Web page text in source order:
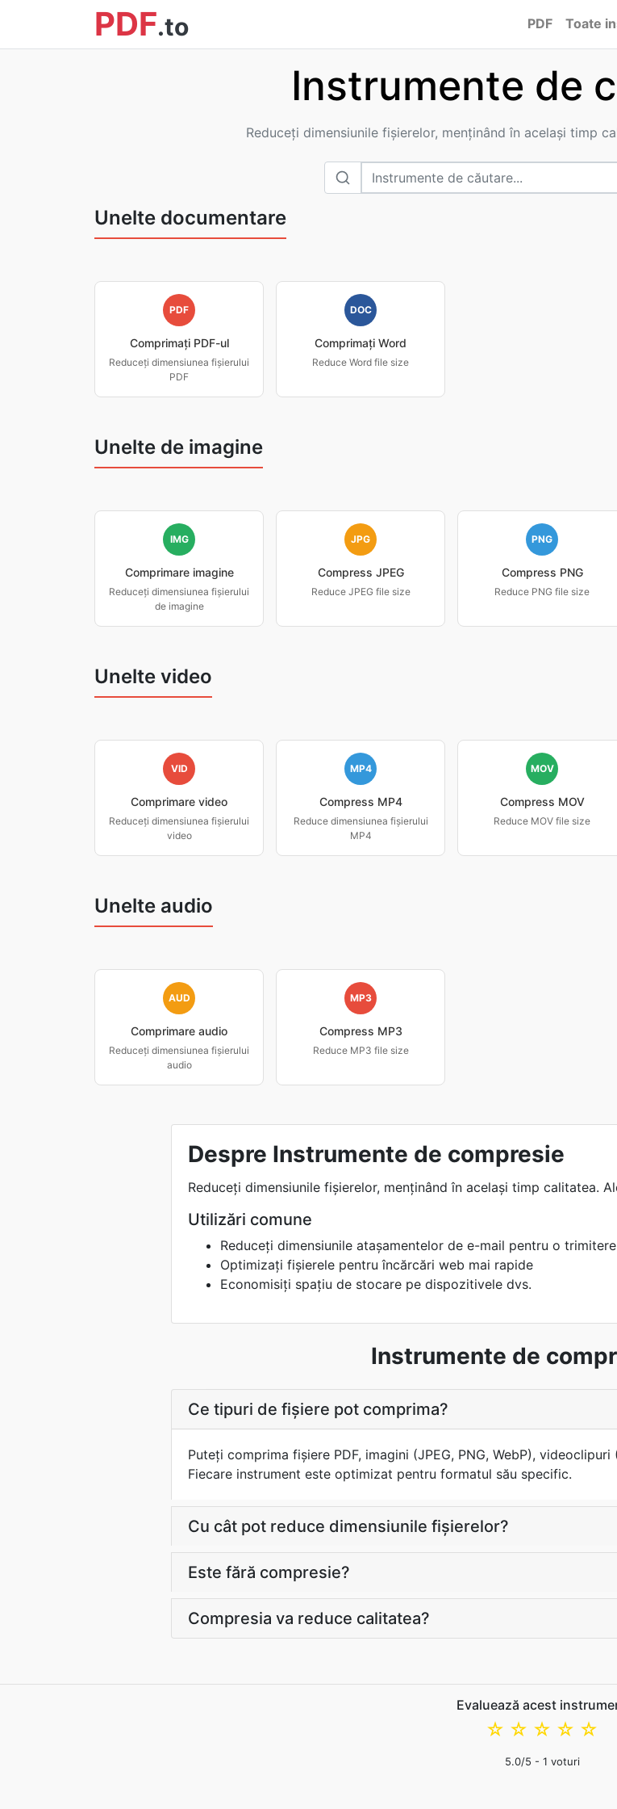
PDF.to PDF Toate
Instrumente de
Reduceți dimensiunile fișierelor, menținând în același timp
Unelte documentare
PDF
Comprimați PDF-ul
Reduceți dimensiunea fișierului
PDF
DOC
Comprimați Word
Reduce Word file size
Unelte de imagine
IMG
Comprimare imagine
Reduceți dimensiunea fișierului
de imagine
JPG
Compress JPEG
Reduce JPEG file size
PNG
Compress PNG
Reduce PNG file size
Unelte video
VID
Comprimare video
Reduceți dimensiunea fișierului
video
MP4
Compress MP4
Reduce dimensiunea fișierului
MP4
MOV
Compress MOV
Reduce MOV file size
Unelte audio
AUD
Comprimare audio
Reduceți dimensiunea fișierului
audio
MP3
Compress MP3
Reduce MP3 file size
Despre Instrumente de compresie
Reduceți dimensiunile fișierelor, menținând în același timp calitatea.
Utilizări comune
Reduceți dimensiunile atașamentelor de e-mail pentru o
Optimizați fișierele pentru încărcări web mai rapide
Economisiți spațiu de stocare pe dispozitivele dvs.
Instrumente de
Ce tipuri de fișiere pot comprima?
Puteți comprima fișiere PDF, imagini (JPEG, PNG, WebP), videoclipuri
Fiecare instrument este optimizat pentru formatul său specific.
Cu cât pot reduce dimensiunile fișierelor?
Este fără compresie?
Compresia va reduce calitatea?
Evaluează acest
☆
☆
☆
☆
☆
5.0/5 - 1 voturi